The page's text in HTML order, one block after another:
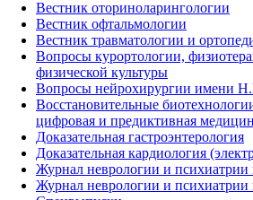
Вестник оториноларингологии
Вестник офтальмологии
Вестник травматологии и
Вопросы курортологии,
физической культуры
Вопросы нейрохирургии имени
Восстановительные
цифровая и предиктивная
Доказательная гастроэнтерология
Доказательная кардиология
Журнал неврологии и
Журнал неврологии и